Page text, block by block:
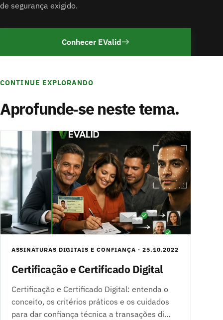
de segurança exigido.
Conhecer EValid
CONTINUE EXPLORANDO
Aprofunde‑se neste tema.
ASSINATURAS DIGITAIS E CONFIANÇA · 25.10.2022
Certificação e Certificado Digital
Certificação e Certificado Digital: entenda o
conceito, os critérios práticos e os cuidados
para dar confiança técnica a transações di…